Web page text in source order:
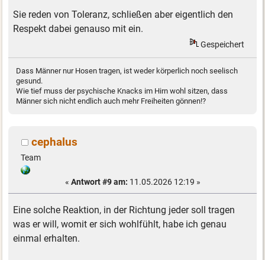
Sie reden von Toleranz, schließen aber eigentlich den
Respekt dabei genauso mit ein.
Gespeichert
Dass Männer nur Hosen tragen, ist weder körperlich noch seelisch
gesund.
Wie tief muss der psychische Knacks im Hirn wohl sitzen, dass
Männer sich nicht endlich auch mehr Freiheiten gönnen!?
cephalus
Team
« Antwort #9 am: 11.05.2026 12:19 »
Eine solche Reaktion, in der Richtung jeder soll tragen
was er will, womit er sich wohlfühlt, habe ich genau
einmal erhalten.